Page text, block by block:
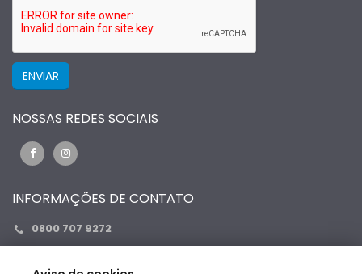
NOSSAS REDES SOCIAIS
INFORMAÇÕES DE CONTATO
0800 707 9272